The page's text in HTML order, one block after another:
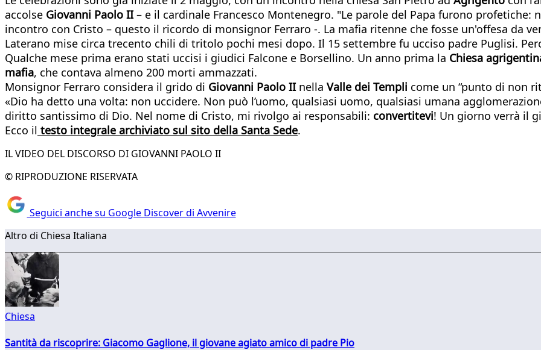
accolse Giovanni Paolo II– e il cardinale Francesco Montenegro. "Le parole del Papa furono
incontro con Cristo – questo il ricordo di monsignor Ferraro -. La mafia ritenne che fosse un'offesa da
Laterano mise circa trecento chili di tritolo pochi mesi dopo. Il 15 settembre fu ucciso padre Puglisi.
Qualche mese prima erano stati uccisi i giudici Falcone e Borsellino. Un anno prima la Chiesa
mafia, che contava almeno 200 morti ammazzati.
Monsignor Ferraro considera il grido di Giovanni Paolo IInella Valle dei Templi come un “punto di non
«Dio ha detto una volta: non uccidere. Non può l’uomo, qualsiasi uomo, qualsiasi umana
diritto santissimo di Dio. Nel nome di Cristo, mi rivolgo ai responsabili: convertitevi! Un giorno verrà il
Ecco il testo integrale archiviato sul sito della Santa Sede.
IL VIDEO DEL DISCORSO DI GIOVANNI PAOLO II
© RIPRODUZIONE RISERVATA
Seguici anche su Google Discover di Avvenire
Altro di Chiesa Italiana
Chiesa
Santità da riscoprire: Giacomo Gaglione, il giovane agiato amico di padre Pio